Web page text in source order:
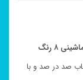
فرش ماشینی ۸ رنگ
صد در صد و با